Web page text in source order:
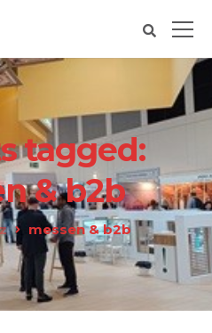
tagged:
& b2b
messen & b2b